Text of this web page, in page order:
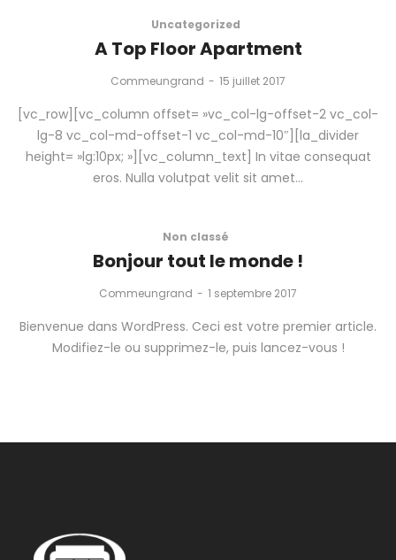
Uncategorized
A Top Floor Apartment
by
Commeungrand 15 juillet 2017
[vc_row][vc_column offset= »vc_col-lg-offset-2 vc_col-
lg-8 vc_col-md-offset-1 vc_col-md-10″][la_divider
height= »lg:10px; »][vc_column_text] In vitae consequat
eros. Nulla volutpat velit sit amet…
Non classé
Bonjour tout le monde !
by
Commeungrand 1 septembre 2017
Bienvenue dans WordPress. Ceci est votre premier article.
Modifiez-le ou supprimez-le, puis lancez-vous !